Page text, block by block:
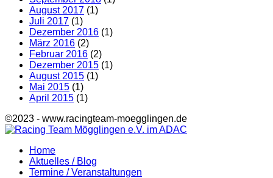
August 2017 (1)
Juli 2017 (1)
Dezember 2016 (1)
März 2016 (2)
Februar 2016 (2)
Dezember 2015 (1)
August 2015 (1)
Mai 2015 (1)
April 2015 (1)
©2023 - www.racingteam-moegglingen.de
Home
Aktuelles / Blog
Termine / Veranstaltungen